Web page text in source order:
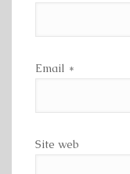
Email *
Site web